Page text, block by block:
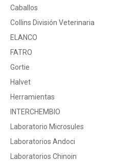
Caballos
Collins División Veterinaria
ELANCO
FATRO
Gortie
Halvet
Herramientas
INTERCHEMBIO
Laboratorio Microsules
Laboratorios Andoci
Laboratorios Chinoin